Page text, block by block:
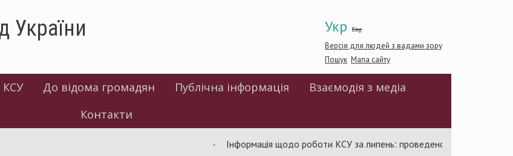
Укр Eng
Версія для людей з вадами зору
Пошук Мапа сайту
України
КСУ До відома громадян Публічна інформація
Взаємодія з медіа
Контакти
Інформація щодо роботи КСУ за липень: проведено 94 засідання та